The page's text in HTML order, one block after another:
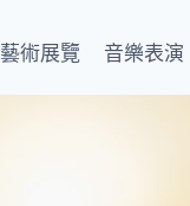
藝術展覽 音樂表演